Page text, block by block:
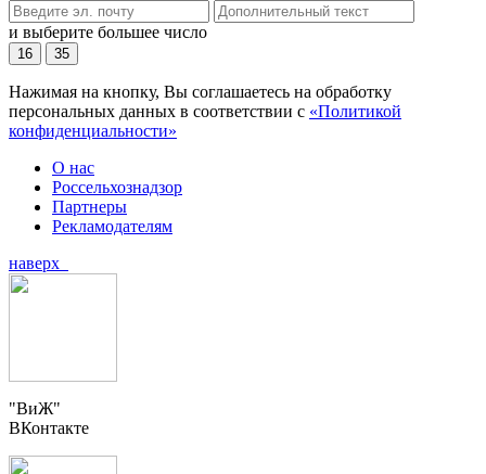
и выберите большее число
16 35
Нажимая на кнопку, Вы соглашаетесь на обработку
персональных данных в соответствии с «Политикой
конфиденциальности»
О нас
Россельхознадзор
Партнеры
Рекламодателям
наверх
"ВиЖ"
ВКонтакте